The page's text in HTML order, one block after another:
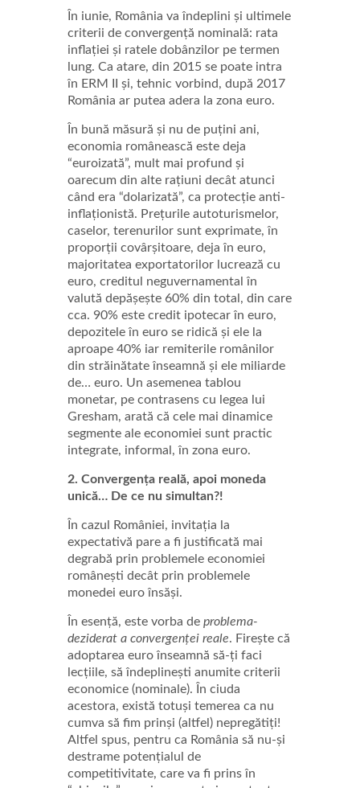
În iunie, România va îndeplini și ultimele
criterii de convergență nominală: rata
inflației și ratele dobânzilor pe termen
lung. Ca atare, din 2015 se poate intra
în ERM II și, tehnic vorbind, după 2017
România ar putea adera la zona euro.
În bună măsură și nu de puțini ani,
economia românească este deja
“euroizată”, mult mai profund și
oarecum din alte rațiuni decât atunci
când era “dolarizată”, ca protecție anti-
inflaționistă. Prețurile autoturismelor,
caselor, terenurilor sunt exprimate, în
proporții covârșitoare, deja în euro,
majoritatea exportatorilor lucrează cu
euro, creditul neguvernamental în
valută depășește 60% din total, din care
cca. 90% este credit ipotecar în euro,
depozitele în euro se ridică și ele la
aproape 40% iar remiterile românilor
din străinătate înseamnă și ele miliarde
de… euro. Un asemenea tablou
monetar, pe contrasens cu legea lui
Gresham, arată că cele mai dinamice
segmente ale economiei sunt practic
integrate, informal, în zona euro.
2. Convergența reală, apoi moneda
unică… De ce nu simultan?!
În cazul României, invitația la
expectativă pare a fi justificată mai
degrabă prin problemele economiei
românești decât prin problemele
monedei euro însăși.
În esență, este vorba de problema-
deziderat a convergenței reale. Firește că
adoptarea euro înseamnă să-ți faci
lecțiile, să îndeplinești anumite criterii
economice (nominale). În ciuda
acestora, există totuși temerea ca nu
cumva să fim prinși (altfel) nepregătiți!
Altfel spus, pentru ca România să nu-și
destrame potențialul de
competitivitate, care va fi prins în